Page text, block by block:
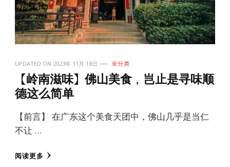
UPDATED ON 2023年 11月 18日 未分类
【岭南滋味】佛山美食，岂止是寻味顺
德这么简单
【前言】 在广东这个美食天团中，佛山几乎是当仁
不让 …
阅读更多